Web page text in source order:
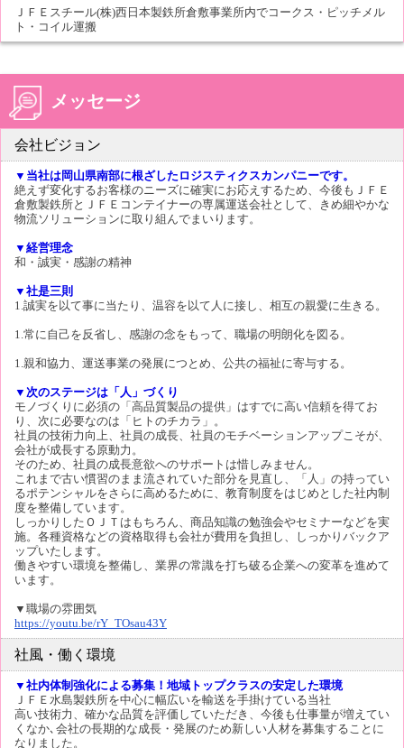
ＪＦＥスチール(株)西日本製鉄所倉敷事業所内でコークス・ピッチメル
ト・コイル運搬
メッセージ
会社ビジョン
▼当社は岡山県南部に根ざしたロジスティクスカンパニーです。
絶えず変化するお客様のニーズに確実にお応えするため、今後もＪＦＥ
倉敷製鉄所とＪＦＥコンテイナーの専属運送会社として、きめ細やかな
物流ソリューションに取り組んでまいります。
▼経営理念
和・誠実・感謝の精神
▼社是三則
1.誠実を以て事に当たり、温容を以て人に接し、相互の親愛に生きる。
1.常に自己を反省し、感謝の念をもって、職場の明朗化を図る。
1.親和協力、運送事業の発展につとめ、公共の福祉に寄与する。
▼次のステージは「人」づくり
モノづくりに必須の「高品質製品の提供」はすでに高い信頼を得てお
り、次に必要なのは「ヒトのチカラ」。
社員の技術力向上、社員の成長、社員のモチベーションアップこそが、
会社が成長する原動力。
そのため、社員の成長意欲へのサポートは惜しみません。
これまで古い慣習のまま流されていた部分を見直し、「人」の持ってい
るポテンシャルをさらに高めるために、教育制度をはじめとした社内制
度を整備しています。
しっかりしたＯＪＴはもちろん、商品知識の勉強会やセミナーなどを実
施。各種資格などの資格取得も会社が費用を負担し、しっかりバックア
ップいたします。
働きやすい環境を整備し、業界の常識を打ち破る企業への変革を進めて
います。
▼職場の雰囲気
https://youtu.be/rY_TOsau43Y
社風・働く環境
▼社内体制強化による募集！地域トップクラスの安定した環境
ＪＦＥ水島製鉄所を中心に幅広いを輸送を手掛けている当社
高い技術力、確かな品質を評価していただき、今後も仕事量が増えてい
くなか､会社の長期的な成長・発展のため新しい人材を募集することに
なりました。